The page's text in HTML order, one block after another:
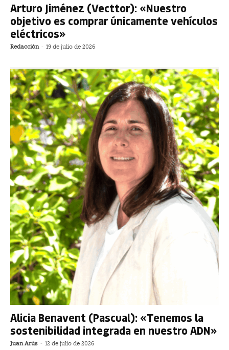
Arturo Jiménez (Vecttor): «Nuestro
objetivo es comprar únicamente vehículos
eléctricos»
Redacción - 19 de julio de 2026
Alicia Benavent (Pascual): «Tenemos la
sostenibilidad integrada en nuestro ADN»
Juan Arús - 12 de julio de 2026